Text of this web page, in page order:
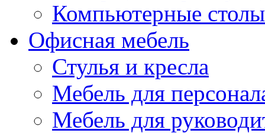
Компьютерные столы
Офисная мебель
Стулья и кресла
Мебель для
Мебель для